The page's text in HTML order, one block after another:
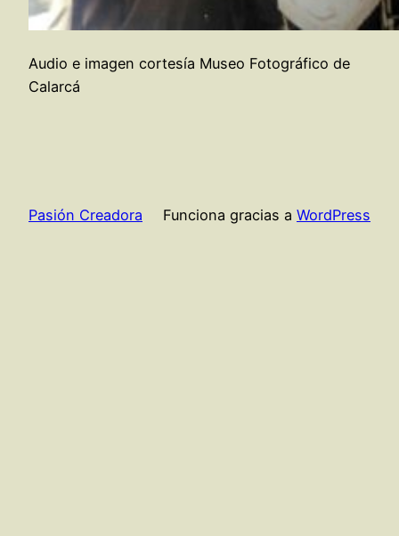
Audio e imagen cortesía Museo Fotográfico de
Calarcá
Pasión Creadora Funciona gracias a WordPress